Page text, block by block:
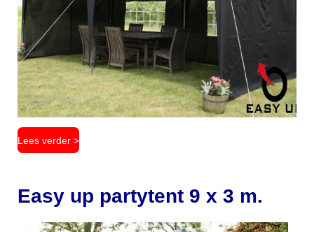
Lees verder >
Easy up partytent 9 x 3 m.